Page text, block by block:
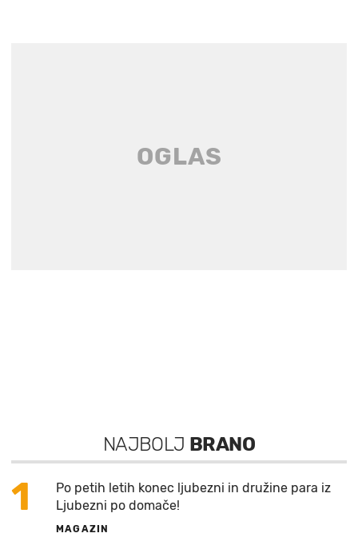
NAJBOLJ BRANO
1
Po petih letih konec ljubezni in družine para iz
Ljubezni po domače!
MAGAZIN